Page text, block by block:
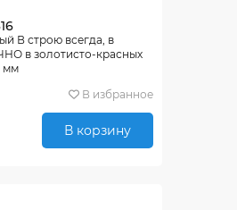
В строю всегда, в
в золотисто-красных
мм
В избранное
В корзину